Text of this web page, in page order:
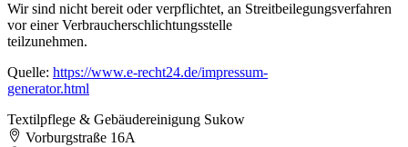
Wir sind nicht bereit oder verpflichtet, an Streitbeilegungsverfahren
vor einer Verbraucherschlichtungsstelle
teilzunehmen.
Quelle: https://www.e-recht24.de/impressum-
generator.html
Textilpflege & Gebäudereinigung Sukow
Vorburgstraße 16A